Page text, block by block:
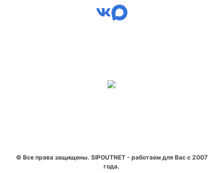
© Все права защищены. SIPOUTNET - работаем для Вас с 2007
года.